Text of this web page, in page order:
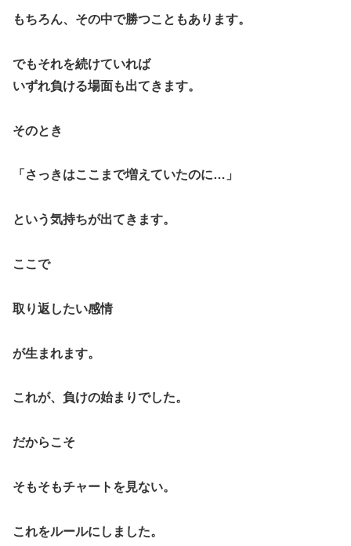
もちろん、その中で勝つこともあります。
でもそれを続けていれば
いずれ負ける場面も出てきます。
そのとき
「さっきはここまで増えていたのに…」
という気持ちが出てきます。
ここで
取り返したい感情
が生まれます。
これが、負けの始まりでした。
だからこそ
そもそもチャートを見ない。
これをルールにしました。